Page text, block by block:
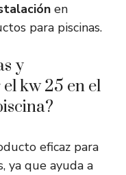
en
para piscinas.
y
kw 25 en el
eficaz para
ya que ayuda a